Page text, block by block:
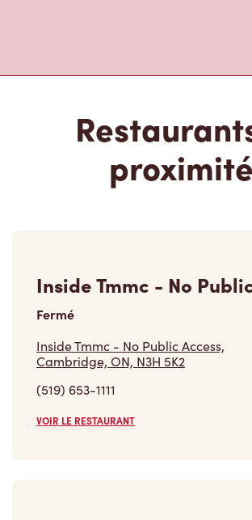
proximité
Inside Tmmc - No
Fermé
Inside Tmmc - No Public Access,
Cambridge, ON, N3H 5K2
(519) 653-1111
VOIR LE RESTAURANT